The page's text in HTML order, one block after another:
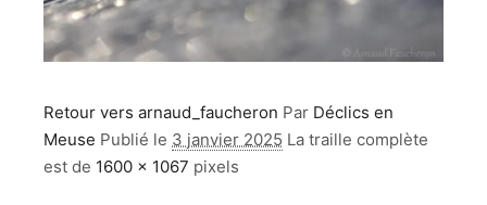
Retour vers arnaud_faucheron Par Déclics en
Meuse Publié le 3 janvier 2025 La traille complète
est de 1600 × 1067 pixels